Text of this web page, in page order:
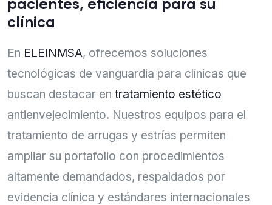
clínica
En ELEINMSA, ofrecemos soluciones
tecnológicas de vanguardia para clínicas que
buscan destacar en tratamiento estético
antienvejecimiento. Nuestros equipos para el
tratamiento de arrugas y estrías permiten
ampliar su portafolio con procedimientos
altamente demandados, respaldados por
evidencia clínica y estándares internacionales